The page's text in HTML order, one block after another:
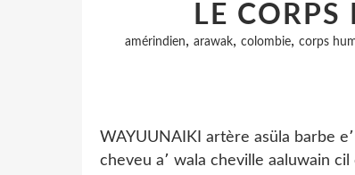
LE
amérindien, arawak, colombie, corps
WAYUUNAIKI artère asüla barbe
cheveu a՚ wala cheville aaluwain